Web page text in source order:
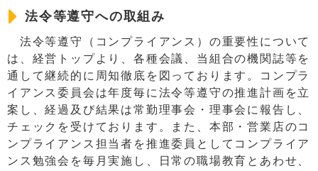
法令等遵守への取組み
法令等遵守（コンプライアンス）の重要性について
は、経営トップより、各種会議、当組合の機関誌等を
通して継続的に周知徹底を図っております。コンプラ
イアンス委員会は年度毎に法令等遵守の推進計画を立
案し、経過及び結果は常勤理事会・理事会に報告し、
チェックを受けております。また、本部・営業店のコ
ンプライアンス担当者を推進委員としてコンプライア
ンス勉強会を毎月実施し、日常の職場教育とあわせ、